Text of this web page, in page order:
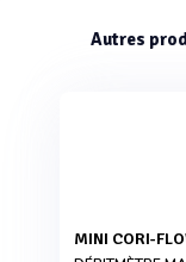
Autres
MINI CORI-